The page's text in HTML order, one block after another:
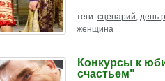
теги: сценарий, день
женщина
Конкурсы к
счастьем"